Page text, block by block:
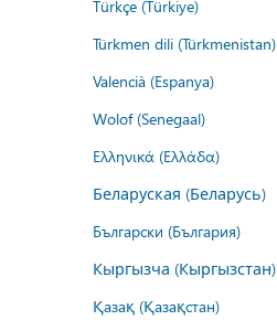
Türkçe (Türkiye)
Türkmen dili (Türkmenistan)
Valencià (Espanya)
Wolof (Senegaal)
Ελληνικά (Ελλάδα)
Беларуская (Беларусь)
Български (България)
Кыргызча (Кыргызстан)
Қазақ (Қазақстан)